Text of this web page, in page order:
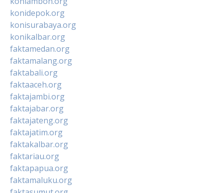
konidepok.org
konisurabaya.org
konikalbar.org
faktamedan.org
faktamalang.org
faktabali.org
faktaaceh.org
faktajambi.org
faktajabar.org
faktajateng.org
faktajatim.org
faktakalbar.org
faktariau.org
faktapapua.org
faktamaluku.org